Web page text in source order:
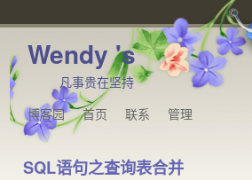
Wendy 's
凡事贵在坚持
博客园
首页 联系 管理
SQL语句之查询表合并